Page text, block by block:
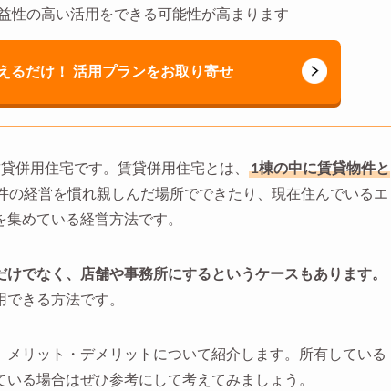
性の高い活用をできる可能性が高まります
るだけ！ 活用プランをお取り寄せ
併用住宅です。賃貸併用住宅とは、
1棟の中に賃貸物件と
の経営を慣れ親しんだ場所でできたり、現在住んでいるエ
めている経営方法です。
でなく、店舗や事務所にするというケースもあります。
きる方法です。
リット・デメリットについて紹介します。所有している
る場合はぜひ参考にして考えてみましょう。